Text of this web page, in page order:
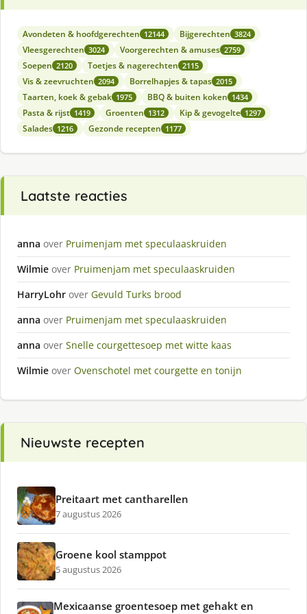
Avondeten & hoofdgerechten 12144 Bijgerechten 3824
Vleesgerechten 3024 Voorgerechten & amuses 2759
Soepen 2120 Toetjes & nagerechten 2115
Vis & zeevruchten 2094 Borrelhapjes & tapas 2015
Taarten, koek & gebak 1975 BBQ & buiten koken 1434
Pasta & rijst 1419 Groenten 1312 Kip & gevogelte 1297
Salades 1216 Gezonde recepten 1177
Laatste reacties
anna over Pruimenjam met speculaaskruiden
Wilmie over Pruimenjam met speculaaskruiden
HarryLohr over Gevuld Turks brood
anna over Pruimenjam met speculaaskruiden
anna over Snelle courgettesoep met witte kaas
Wilmie over Ovenschotel met courgette en tonijn
Nieuwste recepten
Preitaart met cantharellen
7 augustus 2026
Groene kool stamppot
5 augustus 2026
Mexicaanse groentesoep met gehakt en